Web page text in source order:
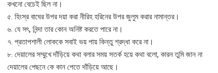
কখনো বেচেই ছিল না।
৫. হিংস্র বাঘের উপর দয়া করা নীরিহ হরিনের উপর জুলুম করার নামান্তর।
৬. যে সৎ, নিন্দা তার কোন অনিষ্ট করতে পারে না।
৭. প্রতাপশালী লোককে সবাই ভয় পায় কিন্তু শ্রদ্ধা করে না।
৮. দেয়ালের সম্মুখে দাঁড়িয়ে কথা বলার সময় সতর্ক হয়ে কথা বলো, কারন তুমি জান না
দেয়ালের পেছনে কে কান পেতে দাঁড়িয়ে আছে।